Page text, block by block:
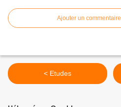
Ajouter un commentaire
< Etudes